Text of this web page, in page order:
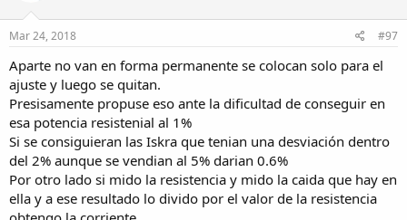
n
s
Mar 24, 2018 #97
Aparte no van en forma permanente se colocan solo para el
ajuste y luego se quitan.
Presisamente propuse eso ante la dificultad de conseguir en
esa potencia resistenial al 1%
Si se consiguieran las Iskra que tenian una desviación dentro
del 2% aunque se vendian al 5% darian 0.6%
Por otro lado si mido la resistencia y mido la caida que hay en
ella y a ese resultado lo divido por el valor de la resistencia